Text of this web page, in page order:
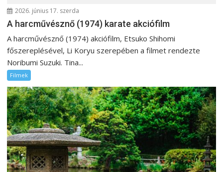
g
á
c
i
ó
2026. június 17. szerda
A harcművésznő (1974) karate akciófilm
A harcművésznő (1974) akciófilm, Etsuko Shihomi
főszereplésével, Li Koryu szerepében a filmet rendezte
Noribumi Suzuki. Tina...
Filmek